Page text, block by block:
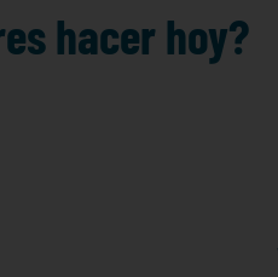
hacer hoy?